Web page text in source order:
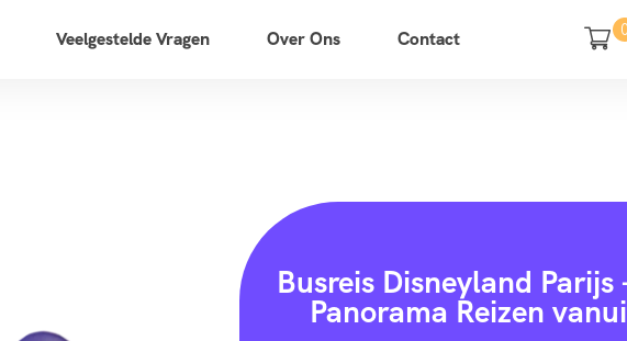
Veelgestelde Vragen Over Ons Contact
Busreis Disneyland Parijs
Panorama Reizen